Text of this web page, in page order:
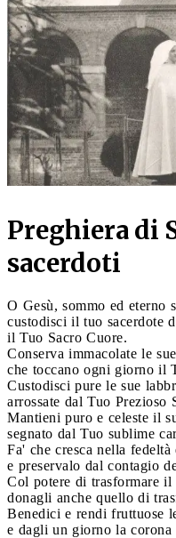
Preghiera di
sacerdoti
O Gesù, sommo ed eterno
custodisci il tuo sacerdote
il Tuo Sacro Cuore.
Conserva immacolate le
che toccano ogni giorno il
Custodisci pure le sue
arrossate dal Tuo Prezioso
Mantieni puro e celeste il
segnato dal Tuo sublime
Fa' che cresca nella
e preservalo dal contagio
Col potere di trasformare
donagli anche quello di
Benedici e rendi fruttuose
e dagli un giorno la corona